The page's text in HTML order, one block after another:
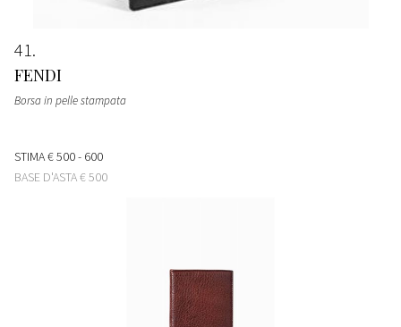
41
FENDI
Borsa in pelle stampata
STIMA€ 500 - 600
BASE D'ASTA€ 500